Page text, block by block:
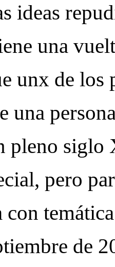
ideas
una
unx de los
una
pleno
pero
de